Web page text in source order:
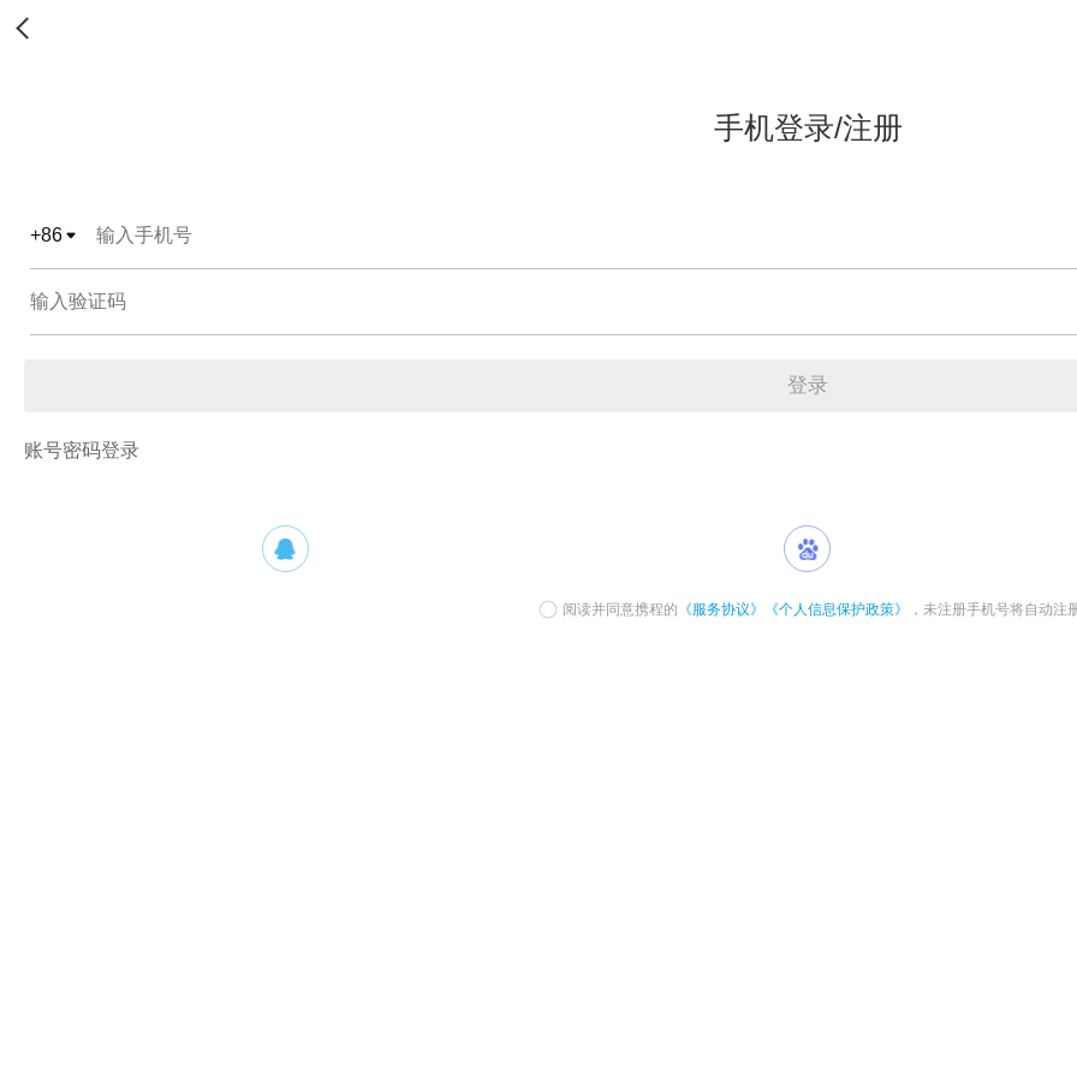
手机登录/注册
+86
登录
账号密码登录
阅读并同意携程的 《服务协议》 《个人信息保护政策》 ，未注册手机号将自动注